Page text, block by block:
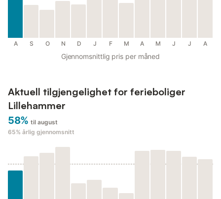
A S O N D J F M A M J J A
Gjennomsnittlig pris per måned
Aktuell tilgjengelighet for ferieboliger
Lillehammer
58% til august
65% årlig gjennomsnitt